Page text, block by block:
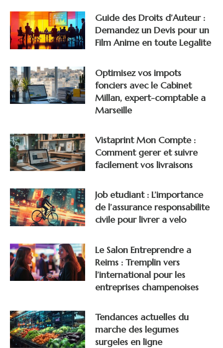
Guide des Droits d’Auteur :
Demandez un Devis pour un
Film Anime en toute Legalite
Optimisez vos impots
fonciers avec le Cabinet
Millan, expert-comptable a
Marseille
Vistaprint Mon Compte :
Comment gerer et suivre
facilement vos livraisons
Job etudiant : L’importance
de l’assurance responsabilite
civile pour livrer a velo
Le Salon Entreprendre a
Reims : Tremplin vers
l’international pour les
entreprises champenoises
Tendances actuelles du
marche des legumes
surgeles en ligne